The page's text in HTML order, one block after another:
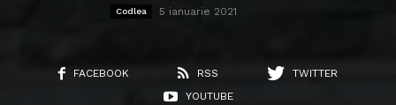
Codlea 5 ianuarie 2021
FACEBOOK RSS
TWITTER
YOUTUBE